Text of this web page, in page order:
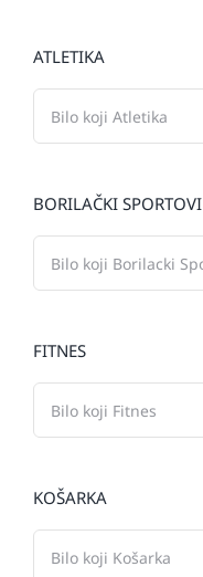
ATLETIKA
BORILAČKI SPORTOVI
FITNES
KOŠARKA